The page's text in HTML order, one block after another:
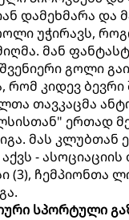
დამეხმარა და
უჭირავს,
მან
გოლი
რომ კიდევ ბევრი
თავკაცმა
ერთად
მას კლუბთან
- ასოციაციის
(3), ჩემპიონთა
სპორტული